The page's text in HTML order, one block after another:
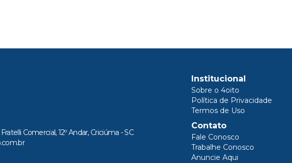
Comercial, 12º Andar, Criciúma - SC
Institucional
Sobre o 4oito
Política de Privacidade
Termos de Uso
Contato
Fale Conosco
Trabalhe Conosco
Anuncie Aqui